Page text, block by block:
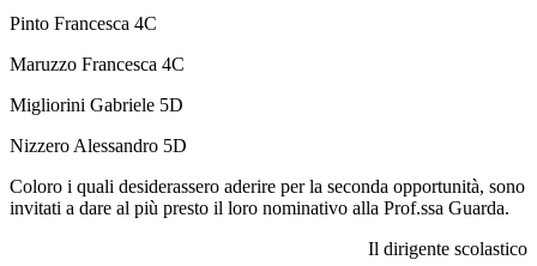
Pinto Francesca 4C
Maruzzo Francesca 4C
Migliorini Gabriele 5D
Nizzero Alessandro 5D
Coloro i quali desiderassero aderire per la seconda opportunità, sono
invitati a dare al più presto il loro nominativo alla Prof.ssa Guarda.
Il dirigente scolastico